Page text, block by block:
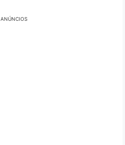
ANÚNCIOS